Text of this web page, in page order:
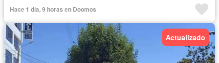
Hace 1 día, 9 horas en Doomos
Actualizado